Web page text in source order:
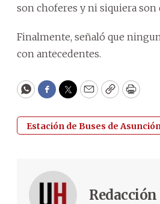
son choferes y ni siquiera son
Finalmente, señaló que
con antecedentes.
WhatsApp
Facebook
Twitter
EmailCopyPrint
Estación de Buses de